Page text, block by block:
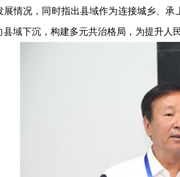
展情况，同时指出县域作为连接城乡、
县域下沉，构建多元共治格局，为提升人